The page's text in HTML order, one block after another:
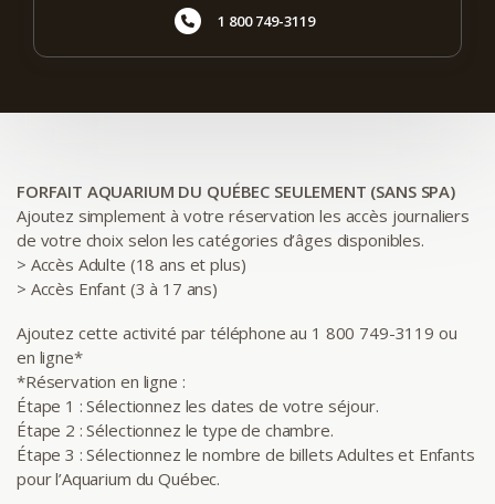
1 800 749-3119
FORFAIT AQUARIUM DU QUÉBEC SEULEMENT (SANS SPA)
Ajoutez simplement à votre réservation les accès journaliers
de votre choix selon les catégories d’âges disponibles.
> Accès Adulte (18 ans et plus)
> Accès Enfant (3 à 17 ans)
Ajoutez cette activité par téléphone au 1 800 749-3119 ou
en ligne*
*Réservation en ligne :
Étape 1 : Sélectionnez les dates de votre séjour.
Étape 2 : Sélectionnez le type de chambre.
Étape 3 : Sélectionnez le nombre de billets Adultes et Enfants
pour l’Aquarium du Québec.